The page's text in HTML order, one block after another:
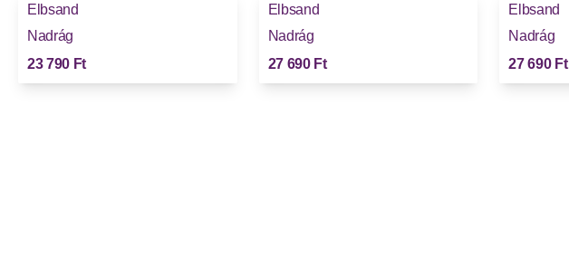
Elbsand
Nadrág
23 790 Ft
Elbsand
Nadrág
27 690 Ft
Elbsand
Nadrág
27 690 Ft